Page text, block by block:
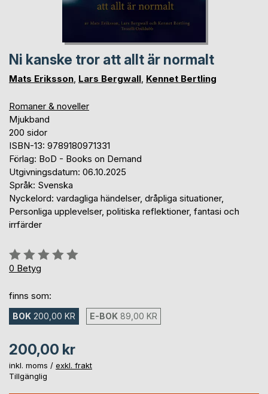
Ni kanske tror att allt är normalt
Mats Eriksson Lars Bergwall Kennet Bertling
Romaner & noveller
Mjukband
200 sidor
ISBN-13: 9789180971331
Förlag: BoD - Books on Demand
Utgivningsdatum: 06.10.2025
Språk: Svenska
Nyckelord: vardagliga händelser, dråpliga situationer,
Personliga upplevelser, politiska reflektioner, fantasi och
irrfärder
Betyg::
0%
0 Betyg
finns som:
BOK 200,00 KR E-BOK 89,00 KR
200,00 kr
inkl. moms / exkl. frakt
Tillgänglig